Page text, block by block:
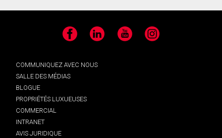
Facebook LinkedIn YouTube Instagram
COMMUNIQUEZ AVEC NOUS
SALLE DES MÉDIAS
BLOGUE
PROPRIÉTÉS LUXUEUSES
COMMERCIAL
INTRANET
AVIS JURIDIQUE